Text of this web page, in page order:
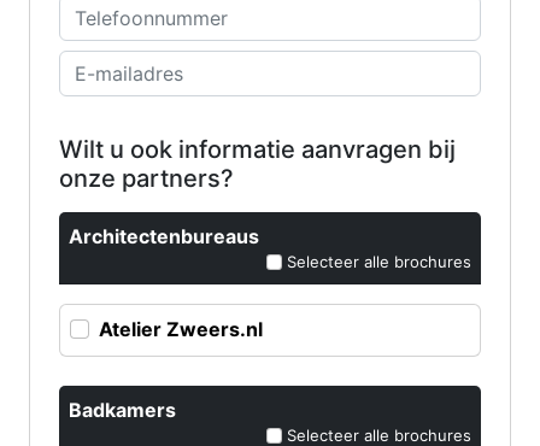
Wilt u ook informatie aanvragen bij
onze partners?
Architectenbureaus
Selecteer alle brochures
Atelier Zweers.nl
Badkamers
Selecteer alle brochures